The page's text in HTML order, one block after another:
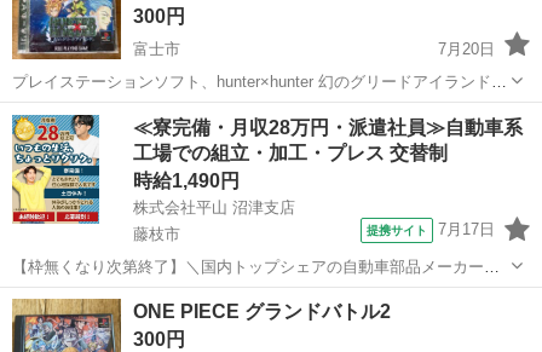
300円
富士市
7月20日
プレイステーションソフト、hunter×hunter 幻のグリードアイランド
箱・説明書付きです。 場所・時間は静岡インター付近で18時頃、また
はファミリーマート 富士伝法店（富士市伝法3-8）に19時頃で大丈夫
です。 ...
静岡 富士市 テレビゲーム ハンター×ハンター
≪寮完備・月収28万円・派遣社員≫自動車系
工場での組立・加工・プレス 交替制
時給1,490円
株式会社平山 沼津支店
藤枝市
提携サイト 7月17日
【枠無くなり次第終了】＼国内トップシェアの自動車部品メーカーで
の勤務！／暮らしやすさ抜群の藤枝市での勤務です！初めてさんも安
心のカンタン作業！交替勤務で効率よく稼げる♪ 【未経験歓迎】軽い
ドアミラーの組立スタッフ｜新設のキ...
静岡 藤枝市
ONE PIECE グランドバトル2
300円